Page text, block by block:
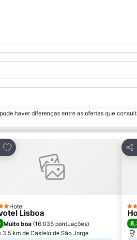
haver diferenças entre as ofertas que
Adicionar aos favoritos
Hotel
Lisboa
Muito boa (16.035 pontuações)
3.5 km de Castelo de São Jorge
3